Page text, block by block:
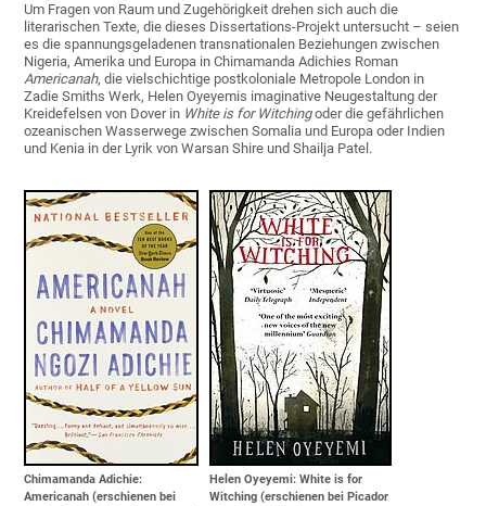
Um Fragen von Raum und Zugehörigkeit drehen sich auch die
literarischen Texte, die dieses Dissertations-Projekt untersucht – seien
es die spannungsgeladenen transnationalen Beziehungen zwischen
Nigeria, Amerika und Europa in Chimamanda Adichies Roman
Americanah, die vielschichtige postkoloniale Metropole London in
Zadie Smiths Werk, Helen Oyeyemis imaginative Neugestaltung der
Kreidefelsen von Dover in White is for Witchingoder die gefährlichen
ozeanischen Wasserwege zwischen Somalia und Europa oder Indien
und Kenia in der Lyrik von Warsan Shire und Shailja Patel.
Chimamanda Adichie:
Americanah (erschienen bei
Helen Oyeyemi: White is for
Witching (erschienen bei Picador